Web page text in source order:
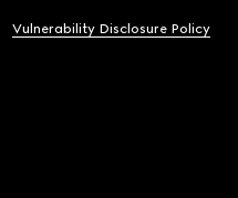
Vulnerability Disclosure Policy